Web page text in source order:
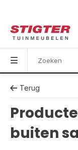
Terug
buiten